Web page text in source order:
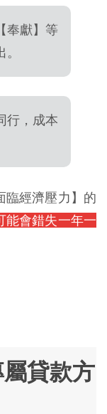
奉獻】等
行，成本
臨經濟壓力】的
能會錯失一年一
貸款方